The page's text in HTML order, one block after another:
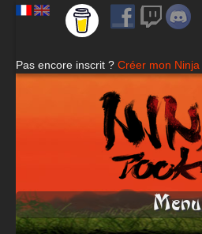
Pas encore inscrit ? Créer mon Ninja
Menu